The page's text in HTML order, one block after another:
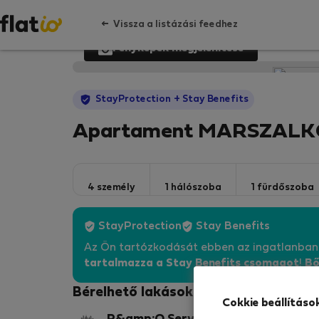
Vissza a listázási feedhez
Fényképek megjelenítése
StayProtection + Stay Benefits
Apartament
4 személy 1 hálószoba 1 fürdőszoba
StayProtection Stay Benefits
Az Ön tartózkodását ebben az ingatlanban
tartalmazza a Stay Benefits csomagot!
Bérelhető lakások - Varsó-
Cokkie